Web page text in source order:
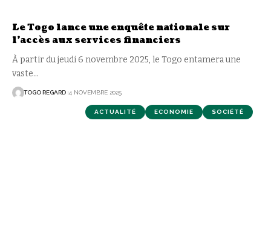
Le Togo lance une enquête nationale sur
l’accès aux services financiers
À partir du jeudi 6 novembre 2025, le Togo entamera une
vaste…
TOGO REGARD 4 NOVEMBRE 2025
ACTUALITÉ ECONOMIE SOCIÉTÉ